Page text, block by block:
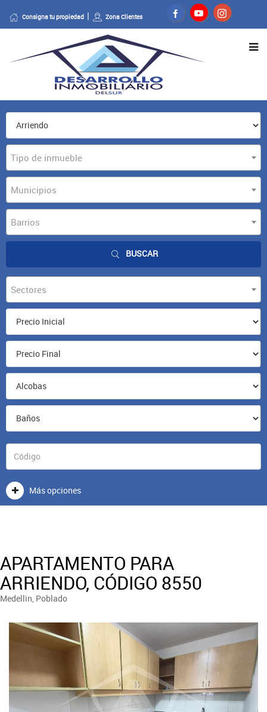
Consigna tu propiedad Zona Clientes
Tipo de inmueble
Municipios
Barrios
BUSCAR
Sectores
Más opciones
APARTAMENTO PARA
ARRIENDO, CÓDIGO 8550
Medellin, Poblado